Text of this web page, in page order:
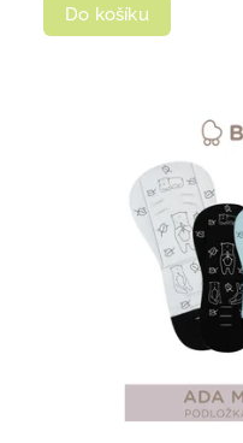
Do košíku